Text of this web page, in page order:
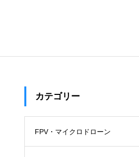
カテゴリー
FPV・マイクロドローン